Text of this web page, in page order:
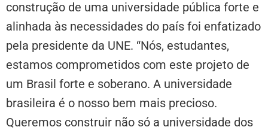
construção de uma universidade pública forte e
alinhada às necessidades do país foi enfatizado
pela presidente da UNE. “Nós, estudantes,
estamos comprometidos com este projeto de
um Brasil forte e soberano. A universidade
brasileira é o nosso bem mais precioso.
Queremos construir não só a universidade dos